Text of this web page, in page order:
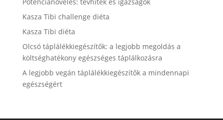
Kasza Tibi challenge diéta
Kasza Tibi diéta
Olcsó táplálékkiegészítők: a legjobb megoldás a
költséghatékony egészséges táplálkozásra
A legjobb vegán táplálékkiegészítők a mindennapi
egészségért